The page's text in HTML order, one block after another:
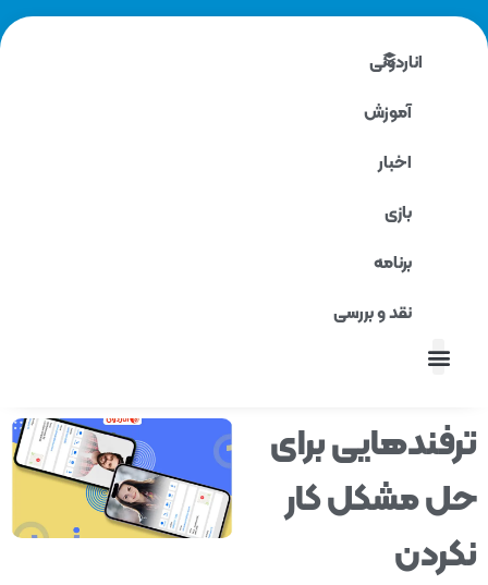
اناردونی
آموزش
برنامه
نقد و بررسی
برای
مشکل کار